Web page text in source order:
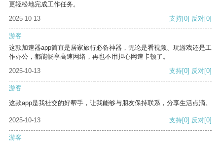
更轻松地完成工作任务。
2025-10-13
支持[0] 反对[0]
游客
这款加速器app简直是居家旅行必备神器，无论是看视频、玩游戏还是工
作办公，都能畅享高速网络，再也不用担心网速卡顿了。
2025-10-13
支持[0] 反对[0]
游客
这款app是我社交的好帮手，让我能够与朋友保持联系，分享生活点滴。
2025-10-13 支持[0] 反对[0]
游客